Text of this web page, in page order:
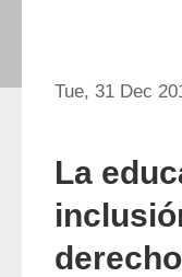
Tue, 31 Dec
La